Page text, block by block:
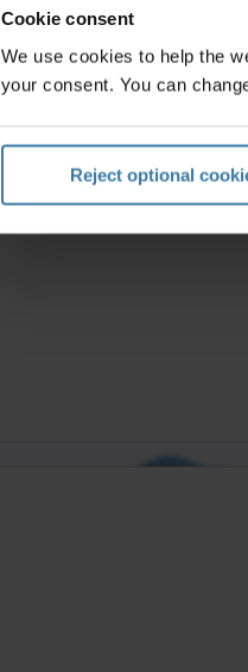
Cookie consent
We use cookies to help the
your consent. You can
Reject optional